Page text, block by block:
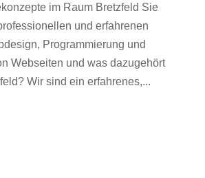
im Raum Bretzfeld Sie
und erfahrenen
Programmierung und
Webseiten und was dazugehört
Wir sind ein erfahrenes,...